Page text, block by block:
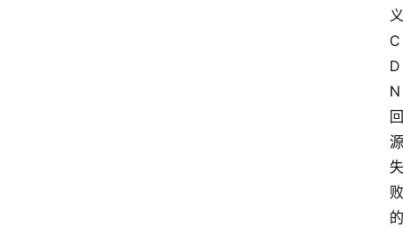
义
C
D
N
回
源
失
败
的